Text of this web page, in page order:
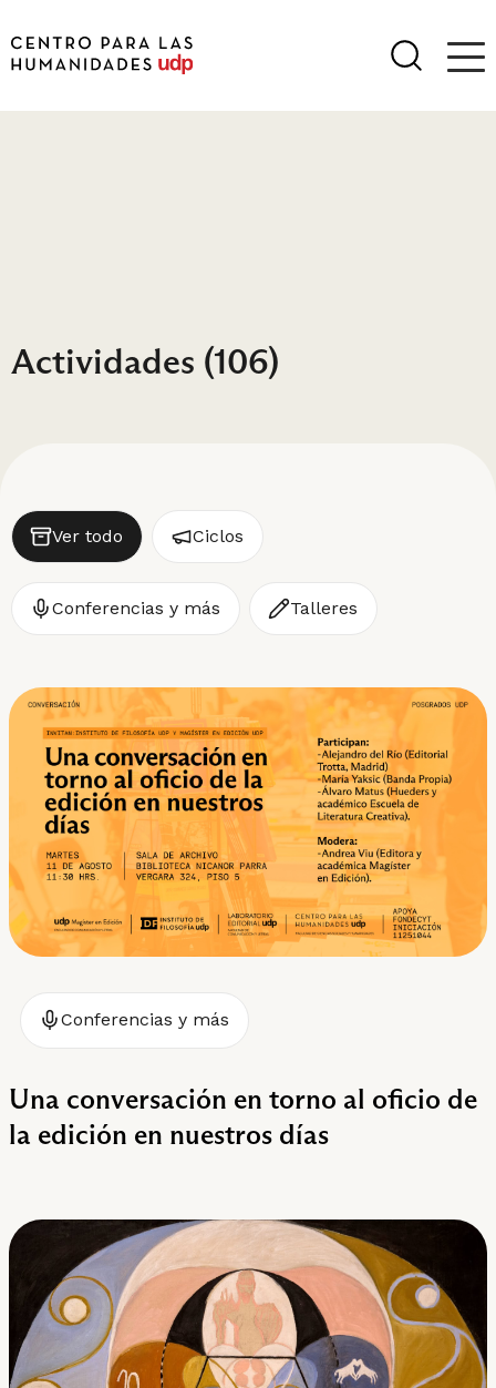
Actividades (106)
Ver todo Ciclos
Conferencias y más Talleres
Filtrar y ordenar
Ordenar por
Lugar
Modalidad
Año
Conferencias y más
Una conversación en torno al oficio de
la edición en nuestros días